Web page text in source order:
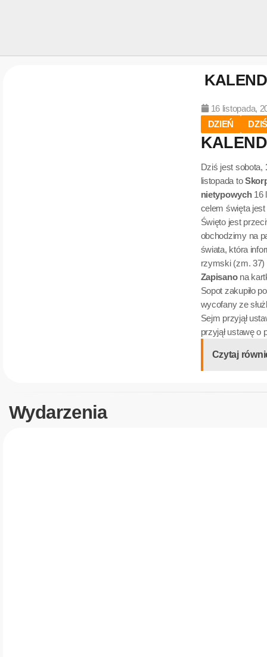
16 listopada,
DZIEŃ
Dziś jest sobota,
listopada to
nietypowych16
celem święta
Święto jest
obchodzimy na
świata, która
rzymski (zm. 37)
Zapisanona
Sopot zakupiło
wycofany ze
Sejm przyjął
przyjął ustawę o
Czytaj
Wydarzenia